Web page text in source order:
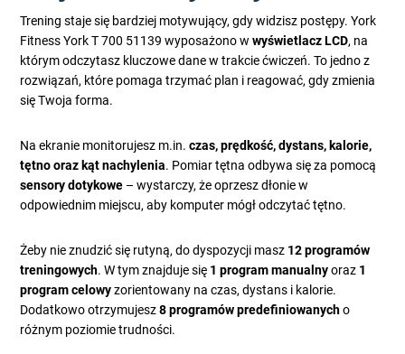
Trening staje się bardziej motywujący, gdy widzisz postępy. York
Fitness York T 700 51139 wyposażono wwyświetlacz LCD, na
którym odczytasz kluczowe dane w trakcie ćwiczeń. To jedno z
rozwiązań, które pomaga trzymać plan i reagować, gdy zmienia
się Twoja forma.
Na ekranie monitorujesz m.in.czas, prędkość, dystans, kalorie,
tętno oraz kąt nachylenia. Pomiar tętna odbywa się za pomocą
sensory dotykowe – wystarczy, że oprzesz dłonie w
odpowiednim miejscu, aby komputer mógł odczytać tętno.
Żeby nie znudzić się rutyną, do dyspozycji masz 12 programów
treningowych. W tym znajduje się 1 program manualnyoraz 1
program celowyzorientowany na czas, dystans i kalorie.
Dodatkowo otrzymujesz8 programów predefiniowanycho
różnym poziomie trudności.